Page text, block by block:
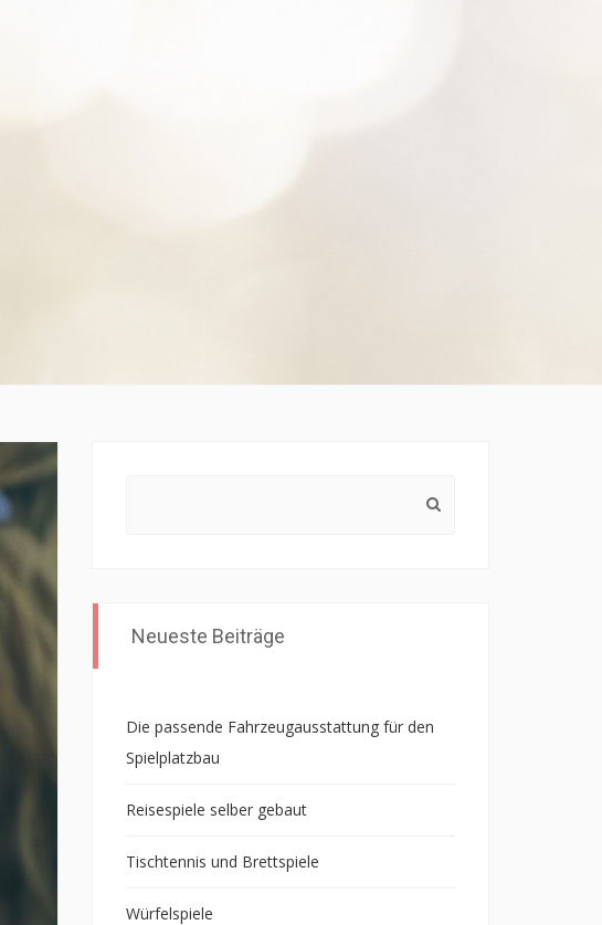
Neueste Beiträge
Die passende Fahrzeugausstattung für den
Spielplatzbau
Reisespiele selber gebaut
Tischtennis und Brettspiele
Würfelspiele